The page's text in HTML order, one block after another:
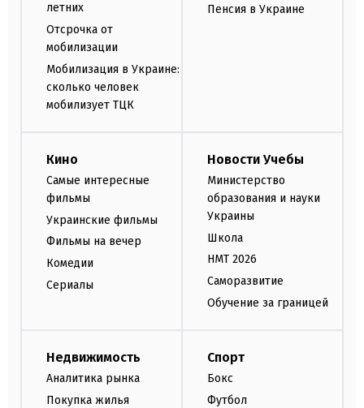
летних
Отсрочка от
мобилизации
Мобилизация в Украине:
сколько человек
мобилизует ТЦК
Пенсия в Украине
Кино
Самые интересные
фильмы
Украинские фильмы
Фильмы на вечер
Комедии
Сериалы
Новости Учебы
Министерство
образования и науки
Украины
Школа
НМТ 2026
Саморазвитие
Обучение за границей
Недвижимость
Аналитика рынка
Покупка жилья
Спорт
Бокс
Футбол